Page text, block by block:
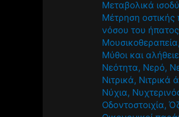
Μεταβολικά
Μέτρηση οστικής
νόσου του ήπατος
Μουσικοθεραπεία,
Μύθοι και
Νεότητα, Νερό,
Νιτρικά, Νιτρικά
Νύχια,
Οδοντοστοιχία,